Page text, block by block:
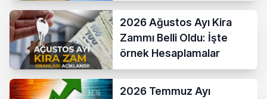
2026 Ağustos Ayı Kira
Zammı Belli Oldu: İşte
örnek Hesaplamalar
2026 Temmuz Ayı